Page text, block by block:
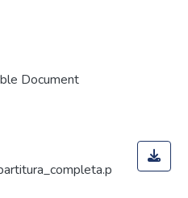
Document